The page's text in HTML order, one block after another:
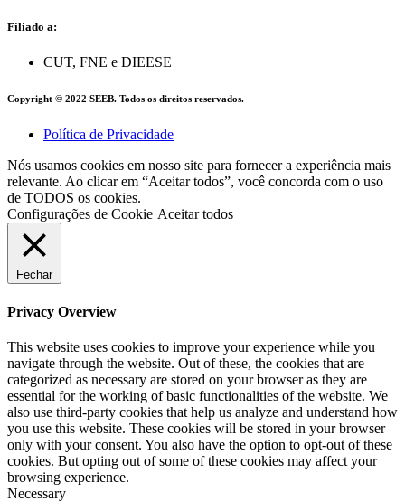
Filiado a:
CUT, FNE e DIEESE
Copyright © 2022 SEEB. Todos os direitos reservados.
Política de Privacidade
Nós usamos cookies em nosso site para fornecer a experiência mais
relevante. Ao clicar em “Aceitar todos”, você concorda com o uso
de TODOS os cookies.
Configurações de Cookie Aceitar todos
Fechar
Privacy Overview
This website uses cookies to improve your experience while you
navigate through the website. Out of these, the cookies that are
categorized as necessary are stored on your browser as they are
essential for the working of basic functionalities of the website. We
also use third-party cookies that help us analyze and understand how
you use this website. These cookies will be stored in your browser
only with your consent. You also have the option to opt-out of these
cookies. But opting out of some of these cookies may affect your
browsing experience.
Necessary